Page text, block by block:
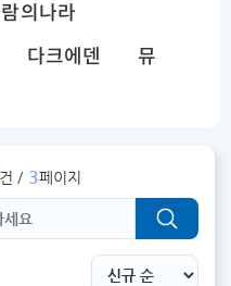
의나라
다크에덴
뮤
건 / 3페이지